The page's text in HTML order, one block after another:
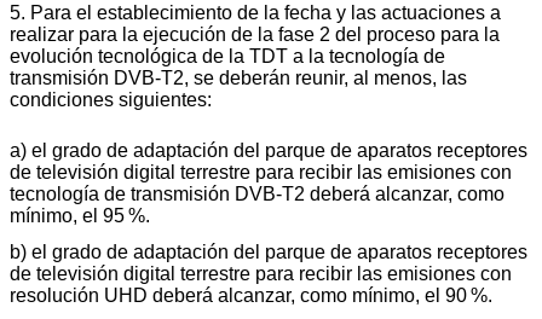
5. Para el establecimiento de la fecha y las actuaciones a
realizar para la ejecución de la fase 2 del proceso para la
evolución tecnológica de la TDT a la tecnología de
transmisión DVB-T2, se deberán reunir, al menos, las
condiciones siguientes:
a) el grado de adaptación del parque de aparatos receptores
de televisión digital terrestre para recibir las emisiones con
tecnología de transmisión DVB-T2 deberá alcanzar, como
mínimo, el 95 %.
b) el grado de adaptación del parque de aparatos receptores
de televisión digital terrestre para recibir las emisiones con
resolución UHD deberá alcanzar, como mínimo, el 90 %.